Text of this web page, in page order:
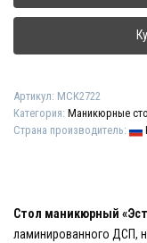
1"
Артикул: МСК2722
Категория: Маникюрные
Страна производитель:
Стол маникюрный
ламинированного ДСП,